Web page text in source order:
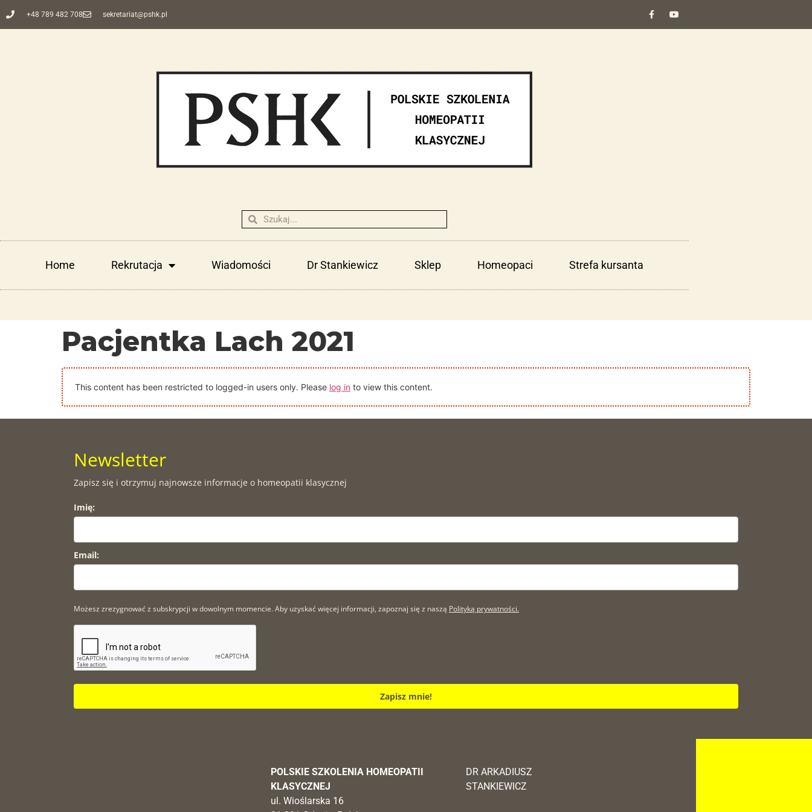
+48 789 482 708 sekretariat@pshk.pl
Home Rekrutacja Wiadomości Dr Stankiewicz Sklep Homeopaci Strefa kursanta
Pacjentka Lach 2021
This content has been restricted to logged-in users only. Please log in to view this content.
Newsletter
Zapisz się i otrzymuj najnowsze informacje o homeopatii klasycznej
Imię:
Email:
Możesz zrezygnować z subskrypcji w dowolnym momencie. Aby uzyskać więcej informacji, zapoznaj się z naszą Polityką prywatności.
Zapisz mnie!
POLSKIE SZKOLENIA HOMEOPATII
KLASYCZNEJ
ul. Wioślarska 16
DR ARKADIUSZ
STANKIEWICZ